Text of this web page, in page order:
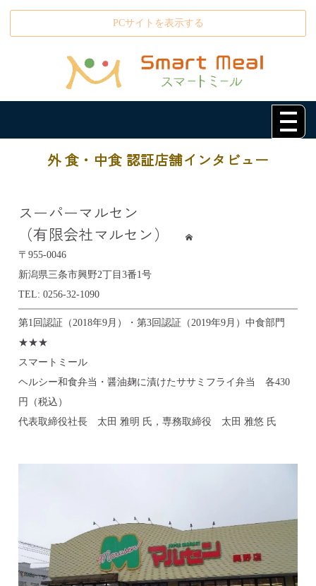
PCサイトを表示する
外 食・中食 認証店舗インタビュー
スーパーマルセン
（有限会社マルセン）
〒955-0046
新潟県三条市興野2丁目3番1号
TEL: 0256-32-1090
第1回認証（2018年9月）・第3回認証（2019年9月）中食部門
★★★
スマートミール
ヘルシー和食弁当・醤油麹に漬けたササミフライ弁当 各430
円（税込）
代表取締役社長 太田 雅明 氏，専務取締役 太田 雅悠 氏